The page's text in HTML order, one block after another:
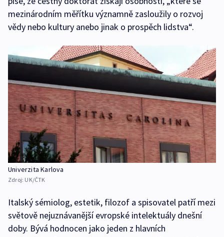
mezinárodním měřítku významně zasloužily o rozvoj
vědy nebo kultury anebo jinak o prospěch lidstva“.
Univerzita Karlova
Zdroj: UK/ČTK
Italský sémiolog, estetik, filozof a spisovatel patří mezi
světově nejuznávanější evropské intelektuály dnešní
doby. Bývá hodnocen jako jeden z hlavních